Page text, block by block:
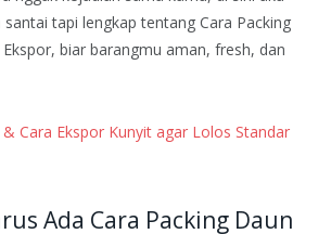
tapi lengkap tentang Cara Packing
biar barangmu aman, fresh, dan
Cara Ekspor Kunyit agar Lolos Standar
Ada Cara Packing Daun